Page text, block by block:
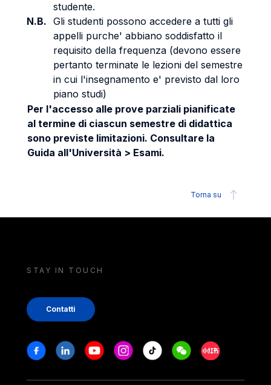
studente.
N.B. Gli studenti possono accedere a tutti gli
appelli purche' abbiano soddisfatto il
requisito della frequenza (devono essere
pertanto terminate le lezioni del semestre
in cui l'insegnamento e' previsto dal loro
piano studi)
Per l'accesso alle prove parziali pianificate
al termine di ciascun semestre di didattica
sono previste limitazioni. Consultare la
Guida all'Università > Esami.
Torna su
STAY IN TOUCH
Contatti
Stay in touch
FacebookLinkedinYoutubeInstagram
Tiktok WeechatXiaohongshu/